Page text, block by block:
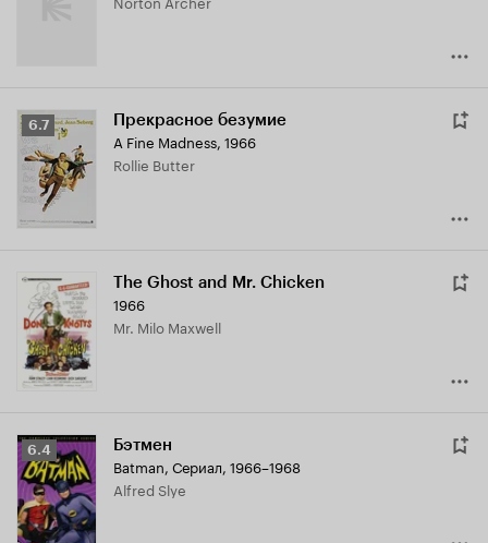
Рейтинг
Кинопоиска
6.7
6.7 Прекрасное безумие
A Fine Madness, 1966
Rollie Butter
The Ghost and Mr. Chicken
1966
Mr. Milo Maxwell
Рейтинг
Кинопоиска
6.4
6.4 Бэтмен
Batman, Сериал, 1966–1968
Alfred Slye